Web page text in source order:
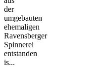
der
umgebauten
ehemaligen
Ravensberger
Spinnerei
entstanden
is...